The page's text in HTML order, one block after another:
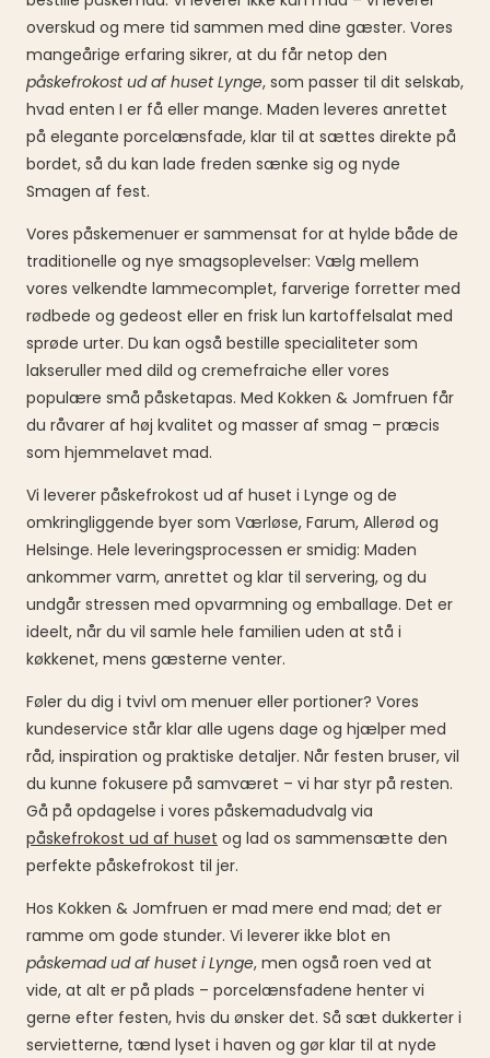
overskud og mere tid sammen med dine gæster. Vores
mangeårige erfaring sikrer, at du får netop den
påskefrokost ud af huset Lynge, som passer til dit selskab,
hvad enten I er få eller mange. Maden leveres anrettet
på elegante porcelænsfade, klar til at sættes direkte på
bordet, så du kan lade freden sænke sig og nyde
Smagen af fest.
Vores påskemenuer er sammensat for at hylde både de
traditionelle og nye smagsoplevelser: Vælg mellem
vores velkendte lammecomplet, farverige forretter med
rødbede og gedeost eller en frisk lun kartoffelsalat med
sprøde urter. Du kan også bestille specialiteter som
lakseruller med dild og cremefraiche eller vores
populære små påsketapas. Med Kokken & Jomfruen får
du råvarer af høj kvalitet og masser af smag – præcis
som hjemmelavet mad.
Vi leverer påskefrokost ud af huset i Lynge og de
omkringliggende byer som Værløse, Farum, Allerød og
Helsinge. Hele leveringsprocessen er smidig: Maden
ankommer varm, anrettet og klar til servering, og du
undgår stressen med opvarmning og emballage. Det er
ideelt, når du vil samle hele familien uden at stå i
køkkenet, mens gæsterne venter.
Føler du dig i tvivl om menuer eller portioner? Vores
kundeservice står klar alle ugens dage og hjælper med
råd, inspiration og praktiske detaljer. Når festen bruser, vil
du kunne fokusere på samværet – vi har styr på resten.
Gå på opdagelse i vores påskemadudvalg via
påskefrokost ud af huset og lad os sammensætte den
perfekte påskefrokost til jer.
Hos Kokken & Jomfruen er mad mere end mad; det er
ramme om gode stunder. Vi leverer ikke blot en
påskemad ud af huset i Lynge, men også roen ved at
vide, at alt er på plads – porcelænsfadene henter vi
gerne efter festen, hvis du ønsker det. Så sæt dukkerter i
servietterne, tænd lyset i haven og gør klar til at nyde